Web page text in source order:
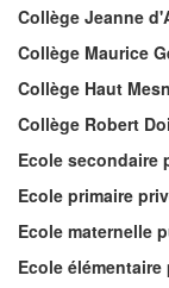
Collège Jeanne
Collège Maurice
Collège Haut
Collège Robert
Ecole secondaire
Ecole primaire
Ecole maternelle
Ecole